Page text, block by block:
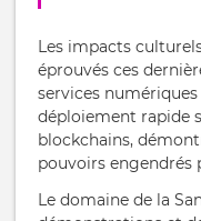
Les impacts
éprouvés ces
services
déploiement rapide
blockchains,
pouvoirs engendrés
Le domaine de la